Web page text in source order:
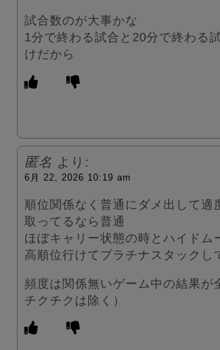
試合数のが大事かな
1分で終わる試合と20分で終わる
けだから
匿名 より:
6月 22, 2026 10:19 am
順位関係なく普通にダメ出して適
取ってるなら普通
ほぼキャリー状態の時とハイドム
高順位行けてプラチナスタックし
頻度は関係無いゲーム中の結果が
チクチクは除く）